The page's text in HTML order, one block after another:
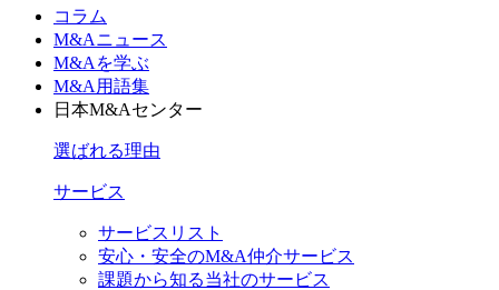
コラム
M&Aニュース
M&Aを学ぶ
M&A用語集
日本M&Aセンター
選ばれる理由
サービス
サービスリスト
安心・安全のM&A仲介サービス
課題から知る当社のサービス